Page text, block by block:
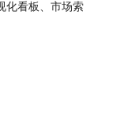
化看板、市场索